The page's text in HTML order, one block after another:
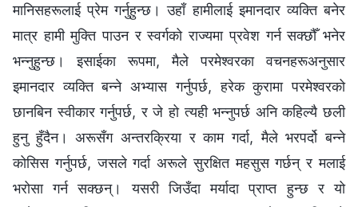
मानिसहरूलाई प्रेम गर्नुहुन्छ। उहाँ हामीलाई इमानदार व्यक्ति बनेर
मात्र हामी मुक्ति पाउन र स्वर्गको राज्यमा प्रवेश गर्न सक्छौँ भनेर
भन्नुहुन्छ। इसाईका रूपमा, मैले परमेश्‍वरका वचनहरूअनुसार
इमानदार व्यक्ति बन्ने अभ्यास गर्नुपर्छ, हरेक कुरामा परमेश्‍वरको
छानबिन स्वीकार गर्नुपर्छ, र जे हो त्यही भन्नुपर्छ अनि कहिल्यै छली
हुनु हुँदैन। अरूसँग अन्तरक्रिया र काम गर्दा, मैले भरपर्दो बन्ने
कोसिस गर्नुपर्छ, जसले गर्दा अरूले सुरक्षित महसुस गर्छन् र मलाई
भरोसा गर्न सक्छन्। यसरी जिउँदा मर्यादा प्राप्त हुन्छ र यो